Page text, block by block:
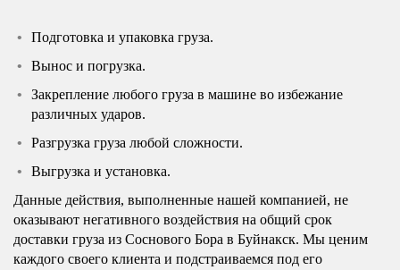
Подготовка и упаковка груза.
Вынос и погрузка.
Закрепление любого груза в машине во избежание
различных ударов.
Разгрузка груза любой сложности.
Выгрузка и установка.
Данные действия, выполненные нашей компанией, не
оказывают негативного воздействия на общий срок
доставки груза из Соснового Бора в Буйнакск. Мы ценим
каждого своего клиента и подстраиваемся под его